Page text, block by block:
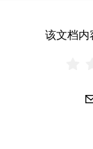
该文档内